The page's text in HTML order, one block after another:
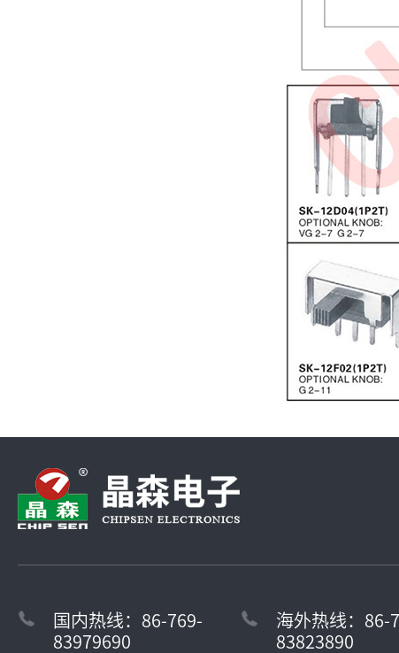
国内热线：86-769-
83979690
海外热线：86-
83823890